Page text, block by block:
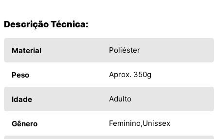
Descrição Técnica:
Material Poliéster
Peso Aprox. 350g
Idade Adulto
Gênero Feminino Unissex